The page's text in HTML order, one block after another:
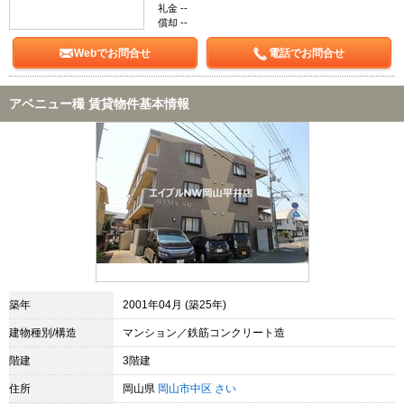
礼金 --
償却 --
Webでお問合せ 電話でお問合せ
アベニュー穝 賃貸物件基本情報
築年 2001年04月 (築25年)
建物種別/構造 マンション／鉄筋コンクリート造
階建 3階建
住所 岡山県 岡山市中区 さい